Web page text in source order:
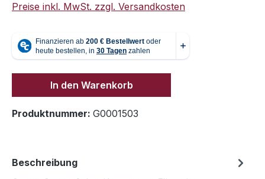
Preise inkl. MwSt. zzgl. Versandkosten
In den Warenkorb
Produktnummer: G0001503
Beschreibung